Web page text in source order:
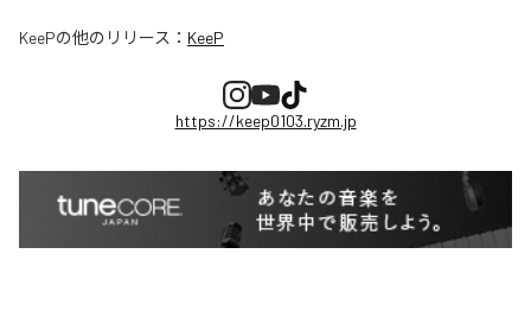
KeePの他のリリース： KeeP
https://keep0103.ryzm.jp